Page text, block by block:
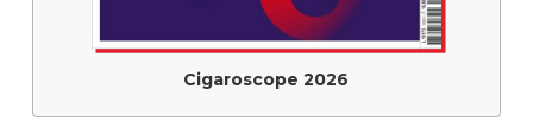
Cigaroscope 2026